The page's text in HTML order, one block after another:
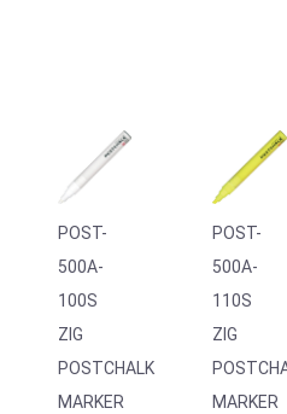
POST-
500A-
100S
ZIG
POSTCHALK
MARKER
POST-
500A-
110S
ZIG
MARKER